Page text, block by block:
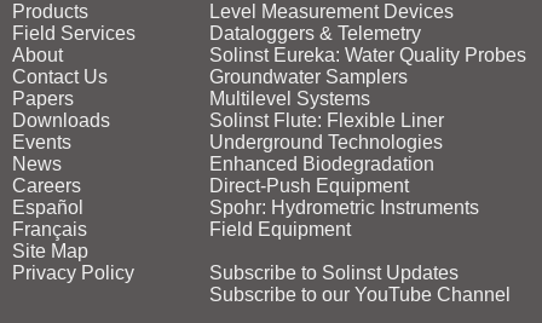
Products
Field Services
About
Contact Us
Papers
Downloads
Events
News
Careers
Español
Français
Site Map
Privacy Policy
Level Measurement Devices
Dataloggers & Telemetry
Solinst Eureka: Water Quality Probes
Groundwater Samplers
Multilevel Systems
Solinst Flute: Flexible Liner
Underground Technologies
Enhanced Biodegradation
Direct‑Push Equipment
Spohr: Hydrometric Instruments
Field Equipment
Subscribe to Solinst Updates
Subscribe to our YouTube Channel